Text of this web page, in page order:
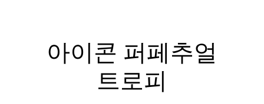
아이콘 퍼페추얼
트로피